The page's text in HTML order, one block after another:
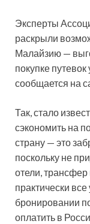
Эксперты
раскрыли
Малайзию —
покупке
сообщается на
Так, стало
сэкономить на
страну — это
поскольку не
отели, трансфер
практически
бронировании
оплатить в